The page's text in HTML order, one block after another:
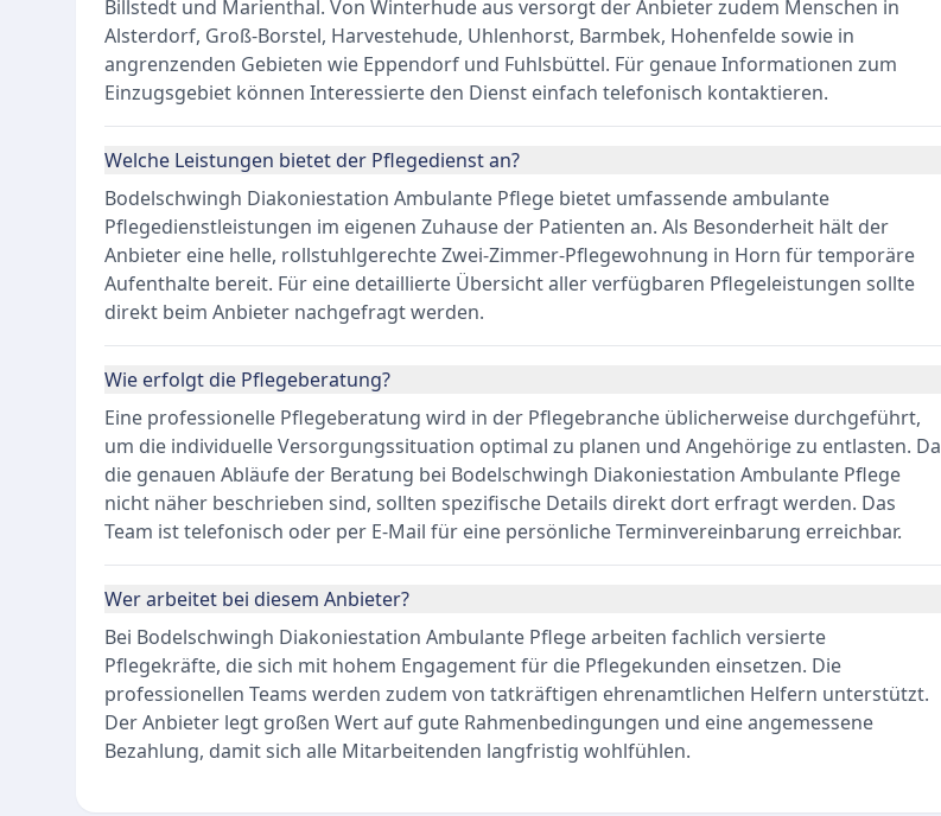
Billstedt und Marienthal. Von Winterhude aus versorgt der Anbieter zudem Menschen in
Alsterdorf, Groß-Borstel, Harvestehude, Uhlenhorst, Barmbek, Hohenfelde sowie in
angrenzenden Gebieten wie Eppendorf und Fuhlsbüttel. Für genaue Informationen zum
Einzugsgebiet können Interessierte den Dienst einfach telefonisch kontaktieren.
Welche Leistungen bietet der Pflegedienst an?
Bodelschwingh Diakoniestation Ambulante Pflege bietet umfassende ambulante
Pflegedienstleistungen im eigenen Zuhause der Patienten an. Als Besonderheit hält der
Anbieter eine helle, rollstuhlgerechte Zwei-Zimmer-Pflegewohnung in Horn für temporäre
Aufenthalte bereit. Für eine detaillierte Übersicht aller verfügbaren Pflegeleistungen sollte
direkt beim Anbieter nachgefragt werden.
Wie erfolgt die Pflegeberatung?
Eine professionelle Pflegeberatung wird in der Pflegebranche üblicherweise durchgeführt,
um die individuelle Versorgungssituation optimal zu planen und Angehörige zu entlasten. Da
die genauen Abläufe der Beratung bei Bodelschwingh Diakoniestation Ambulante Pflege
nicht näher beschrieben sind, sollten spezifische Details direkt dort erfragt werden. Das
Team ist telefonisch oder per E-Mail für eine persönliche Terminvereinbarung erreichbar.
Wer arbeitet bei diesem Anbieter?
Bei Bodelschwingh Diakoniestation Ambulante Pflege arbeiten fachlich versierte
Pflegekräfte, die sich mit hohem Engagement für die Pflegekunden einsetzen. Die
professionellen Teams werden zudem von tatkräftigen ehrenamtlichen Helfern unterstützt.
Der Anbieter legt großen Wert auf gute Rahmenbedingungen und eine angemessene
Bezahlung, damit sich alle Mitarbeitenden langfristig wohlfühlen.